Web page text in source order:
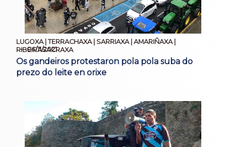
LUGOXA | TERRACHAXA | SARRIAXA | AMARIÑAXA |
RIBEIRASACRAXA
04/11/2021
Os gandeiros protestaron pola pola suba do
prezo do leite en orixe